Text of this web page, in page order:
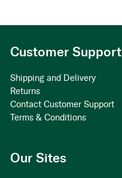
Customer Support
Shipping and Delivery
Returns
Contact Customer Support
Terms & Conditions
Our Sites